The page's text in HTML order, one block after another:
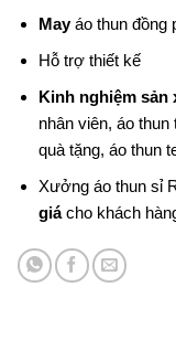
Mayáo thun đồng
Hỗ trợ thiết kế
Kinh nghiệm sản
nhân viên, áo thun
quà tặng, áo thun
Xưởng áo thun sỉ
giácho khách